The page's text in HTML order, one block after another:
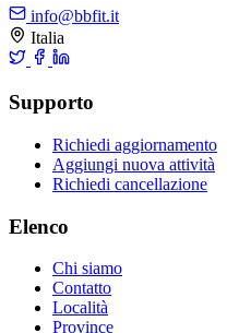
info@bbfit.it
Italia
Supporto
Richiedi aggiornamento
Aggiungi nuova attività
Richiedi cancellazione
Elenco
Chi siamo
Contatto
Località
Province